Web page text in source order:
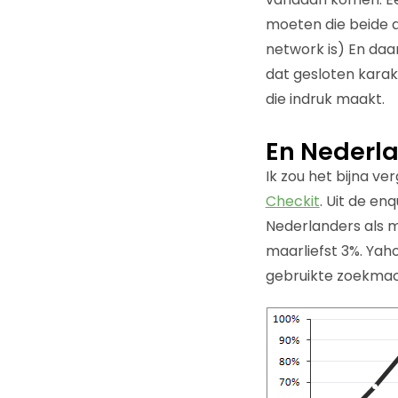
moeten die beide
network is) En
dat gesloten
die indruk maakt.
En
Ik zou het bijna
Checkit. Uit de
Nederlanders als
maarliefst 3%.
gebruikte